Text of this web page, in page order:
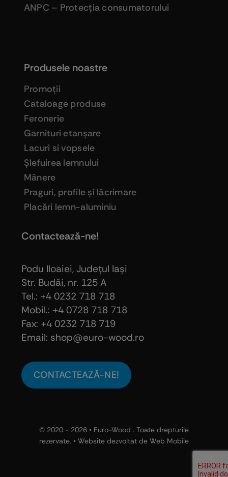
Produsele noastre
Promoţii
Cataloage produse
Feronerie
Garnituri etanşare
Lacuri si vopsele
Şlefuirea lemnului
Mânere
Praguri, profile şi lăcrimare
Placări lemn-aluminiu
ANPC – Protecţia consumatorului
Contactează-ne!
Podu Iloaiei, Judeţul Iaşi
Str. Budăi, nr. 125 A
Tel.: +4 0232 718 718
Mobil.: +4 0728 718 718
Fax: +4 0232 718 719
Email: shop@euro-wood.ro
CONTACTEAZĂ-NE!
© 2020 - 2026 • Euro-Wood . Toate drepturile
rezervate. • Website dezvoltat de Web Mobile